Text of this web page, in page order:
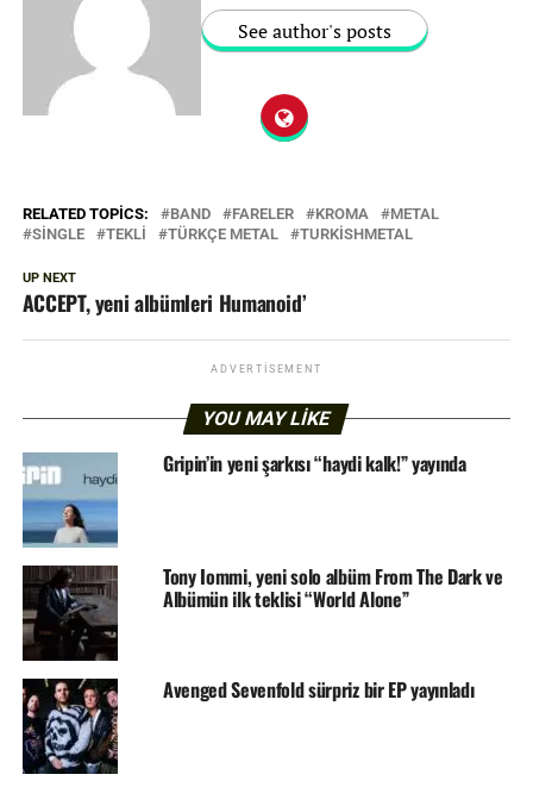
See author's posts
RELATED TOPICS: BAND FARELER KROMA
METAL
SINGLE
TEKLI TÜRKÇE METAL TURKISHMETAL
UP NEXT
ACCEPT, yeni albümleri Humanoid’
ADVERTISEMENT
YOU MAY LIKE
Gripin’in yeni şarkısı “haydi kalk!” yayında
Tony Iommi, yeni solo albüm From The Dark ve
Albümün ilk teklisi “World Alone”
Avenged Sevenfold sürpriz bir EP yayınladı